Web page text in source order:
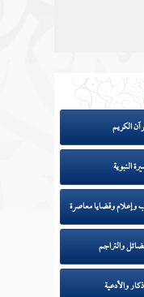
الكريم
النبوية
وقضايا معاصرة
والتراجم
والأدعية